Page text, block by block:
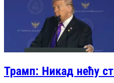
Трамп: Никад нећу